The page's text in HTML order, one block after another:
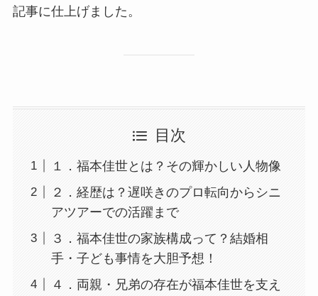
記事に仕上げました。
目次
１．福本佳世とは？その輝かしい人物像
２．経歴は？遅咲きのプロ転向からシニ
アツアーでの活躍まで
３．福本佳世の家族構成って？結婚相
手・子ども事情を大胆予想！
４．両親・兄弟の存在が福本佳世を支え